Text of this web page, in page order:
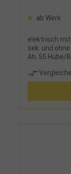
ab Werk
elektrisch
sek. und
Ah, 55 Hübe/
Fahren